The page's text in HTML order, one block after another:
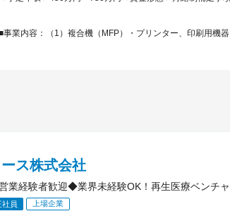
事業内容：（1）複合機（MFP）・プリンター、印刷用機
ス株式会社
営業経験者歓迎◆業界未経験OK！再生医療ベンチ
社員 上場企業